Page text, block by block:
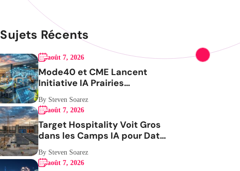
Sujets Récents
août 7, 2026
Mode40 et CME Lancent
Initiative IA Prairies
Aérospatiale
By Steven Soarez
août 7, 2026
Target Hospitality Voit Gros
dans les Camps IA pour Data
Centers
By Steven Soarez
août 7, 2026